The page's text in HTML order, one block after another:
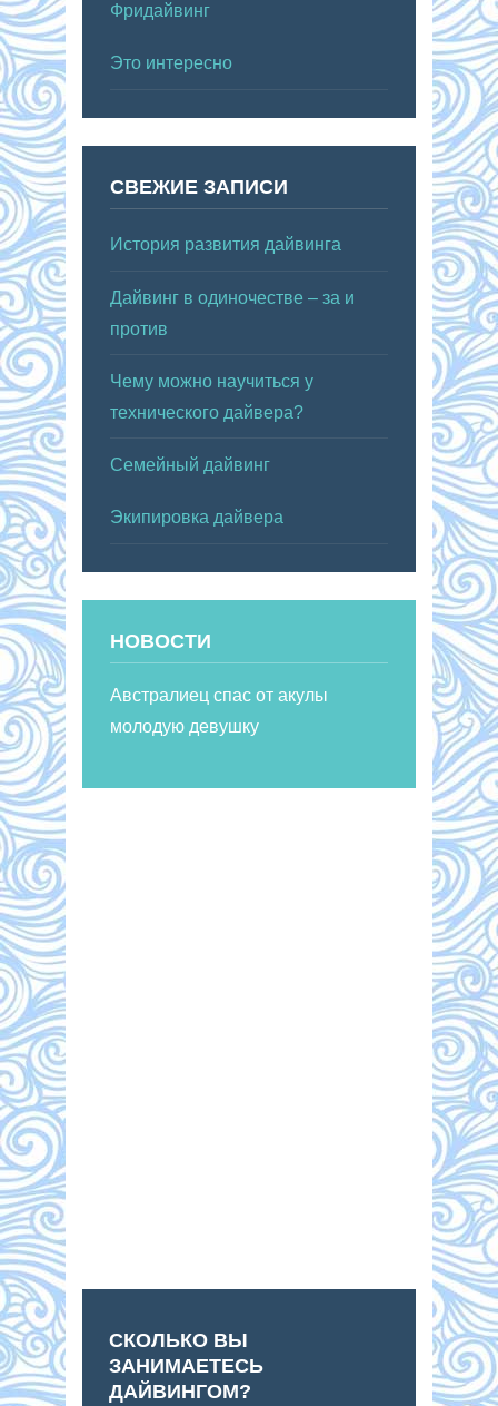
Фридайвинг
Это интересно
СВЕЖИЕ ЗАПИСИ
История развития дайвинга
Дайвинг в одиночестве – за и
против
Чему можно научиться у
технического дайвера?
Семейный дайвинг
Экипировка дайвера
НОВОСТИ
Австралиец спас от акулы
молодую девушку
СКОЛЬКО ВЫ
ЗАНИМАЕТЕСЬ
ДАЙВИНГОМ?